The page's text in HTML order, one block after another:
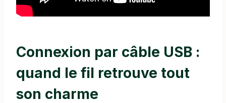
Connexion par câble USB :
quand le fil retrouve tout
son charme